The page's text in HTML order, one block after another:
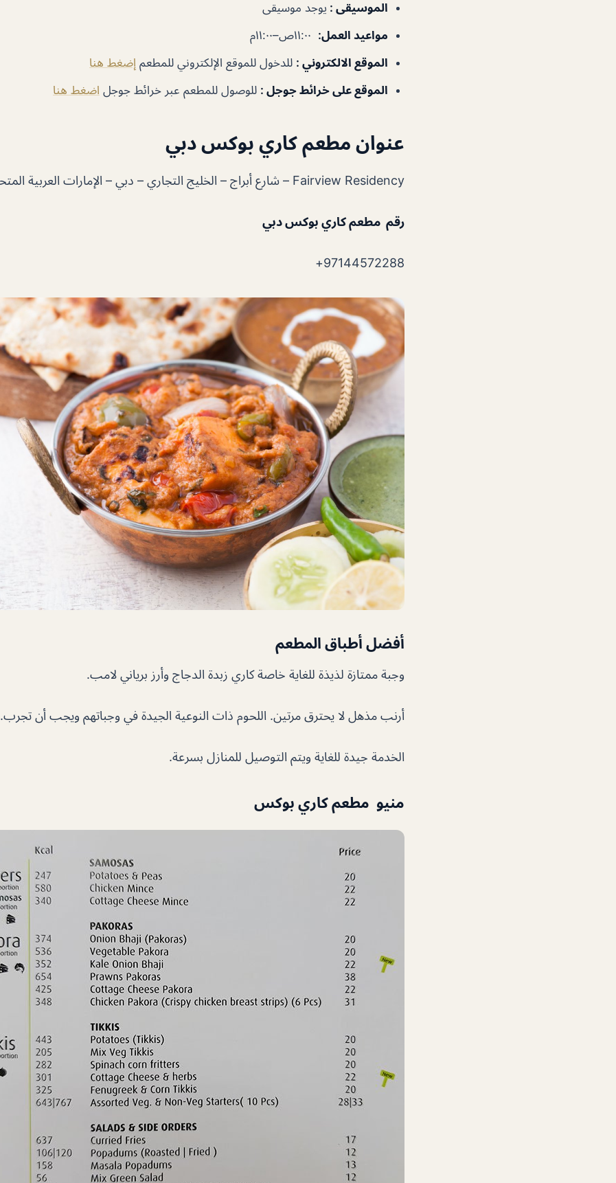
الموسيقى : يوجد موسيقى
مواعيد العمل:
الموقع الالكتروني : للدخول للموقع الإلكتروني للمطعم إضغط هنا
الموقع على خرائط جوجل : للوصول للمطعم عبر خرائط جوجل اضغط هنا
عنوان مطعم كاري بوكس دبي
Fairview Residency – شارع أبراج – الخليج التجاري – دبي – الإمارات العربية المتحدة
رقم مطعم كاري بوكس دبي
97144572288+
أفضل أطباق المطعم
وجبة ممتازة لذيذة للغاية خاصة كاري زبدة الدجاج وأرز برياني لامب.
أرنب مذهل لا يحترق مرتين. اللحوم ذات النوعية الجيدة في وجباتهم ويجب أن تجرب.
الخدمة جيدة للغاية ويتم التوصيل للمنازل بسرعة.
منيو مطعم كاري بوكس